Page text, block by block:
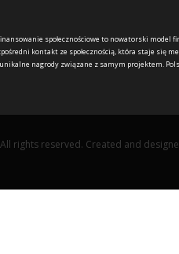
społecznościowe to nowatorski model
kontakt ze społecznością, która staje się
nagrody związane z samym projektem.
rights reserved. Created and